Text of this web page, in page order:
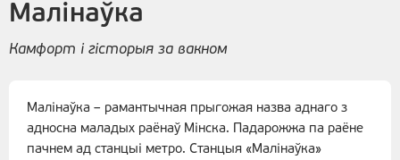
Малінаўка
Камфорт і гісторыя за вакном
Малінаўка – рамантычная прыгожая назва аднаго з
адносна маладых раёнаў Мінска. Падарожжа па раёне
пачнем ад станцыі метро. Станцыя «Малінаўка»